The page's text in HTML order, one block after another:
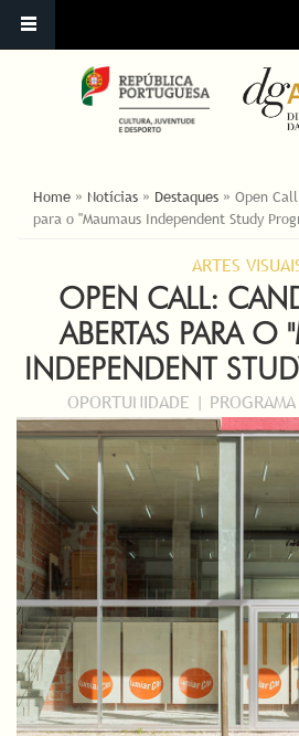
ESTÁ AQUI
Home » Notícias » Destaques » Open
para o "Maumaus Independent Study
ARTES
OPEN CALL:
ABERTAS PARA O
INDEPENDENT
OPORTUNIDADE |